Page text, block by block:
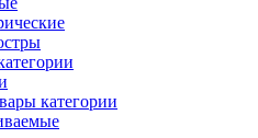
категории